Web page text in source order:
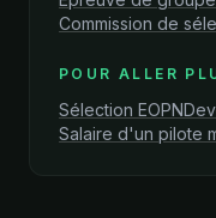
Commission de
POUR ALLER
Sélection EOPN
Salaire d'un pilote